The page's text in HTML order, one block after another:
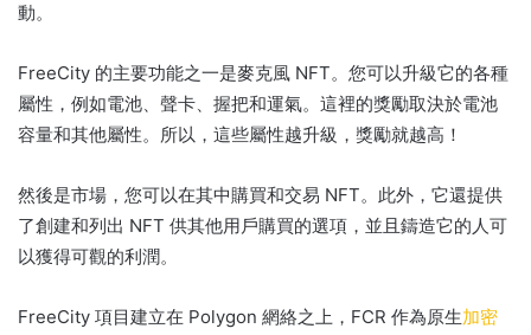
動。
FreeCity 的主要功能之一是麥克風 NFT。 您可以升級它的各種
屬性，例如電池、聲卡、握把和運氣。 這裡的獎勵取決於電池
容量和其他屬性。 所以，這些屬性越升級，獎勵就越高！
然後是市場，您可以在其中購買和交易 NFT。 此外，它還提供
了創建和列出 NFT 供其他用戶購買的選項，並且鑄造它的人可
以獲得可觀的利潤。
FreeCity 項目建立在 Polygon 網絡之上，FCR 作為原生加密